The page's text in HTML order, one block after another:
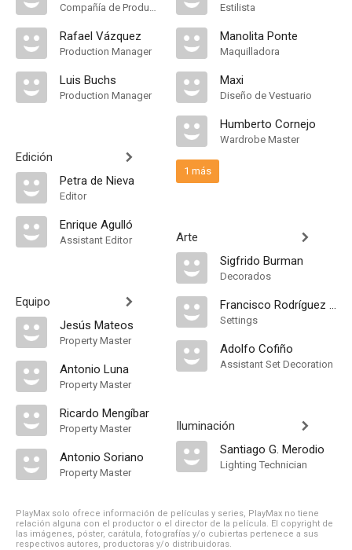
Compañía de Produccion
Rafael Vázquez
Production Manager
Luis Buchs
Production Manager
Edición
Petra de Nieva
Editor
Enrique Agulló
Assistant Editor
Equipo
Jesús Mateos
Property Master
Antonio Luna
Property Master
Ricardo Mengíbar
Property Master
Antonio Soriano
Property Master
Estilista
Manolita Ponte
Maquilladora
Maxi
Diseño de Vestuario
Humberto Cornejo
Wardrobe Master
1 más
Arte
Sigfrido Burman
Decorados
Francisco Rodríguez Asensio
Settings
Adolfo Cofiño
Assistant Set Decoration
Iluminación
Santiago G. Merodio
Lighting Technician
PlayMax solo ofrece información de películas y series, PlayMax no tiene
relación alguna con el productor o el director de la película. El copyright de
las imágenes, póster, carátula, fotografías y/o cubiertas pertenece a sus
respectivos autores, productoras y/o distribuidoras.